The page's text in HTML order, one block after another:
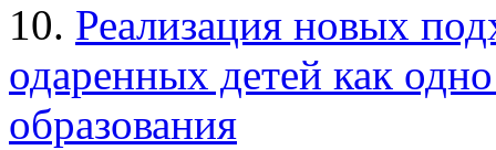
10. Реализация новых
одаренных детей как
образования